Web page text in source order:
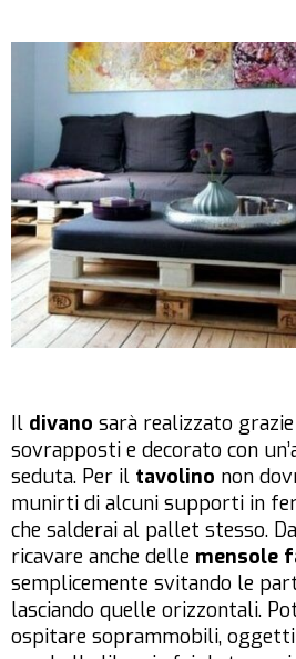
Il divano sarà realizzato
sovrapposti e decorato con
seduta. Per il tavolino non
munirti di alcuni supporti in
che salderai al pallet stesso.
ricavare anche delle mensole
semplicemente svitando le
lasciando quelle orizzontali.
ospitare soprammobili,